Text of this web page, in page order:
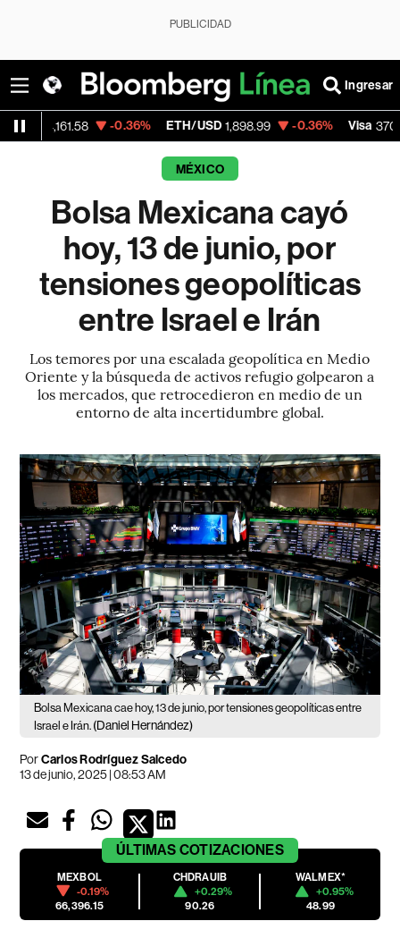
PUBLICIDAD
Ingresar
-0.36% ETH/USD 1,898.99 -0.36% Visa 370.47
MÉXICO
Bolsa Mexicana cayó
hoy, 13 de junio, por
tensiones geopolíticas
entre Israel e Irán
Los temores por una escalada geopolítica en Medio
Oriente y la búsqueda de activos refugio golpearon a
los mercados, que retrocedieron en medio de un
entorno de alta incertidumbre global.
Bolsa Mexicana cae hoy, 13 de junio, por tensiones geopolíticas entre
Israel e Irán. (Daniel Hernández)
PorCarlos Rodríguez Salcedo
13 de junio, 2025 | 08:53 AM
ÚLTIMAS COTIZACIONES
MEXBOL
-0.19%
66,396.15
CHDRAUIB
+0.29%
90.26
WALMEX*
+0.95%
48.99